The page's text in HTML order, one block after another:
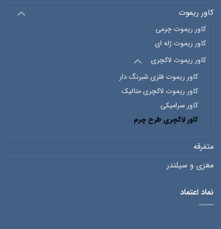
کاور ریموت
کاور ریموت چرمی
کاور ریموت ژله ای
کاور ریموت لاکچری
کاور ریموت فلزی شبرنگ دار
کاور ریموت لاکچری متالیک
کاور سرامیکی
کاور لاکچری طرح چرم
متفرقه
مغزی و سیلندر
نماد اعتماد